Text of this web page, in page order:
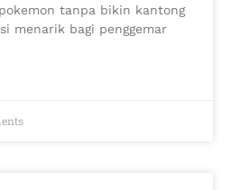
tanpa bikin kantong
menarik bagi penggemar